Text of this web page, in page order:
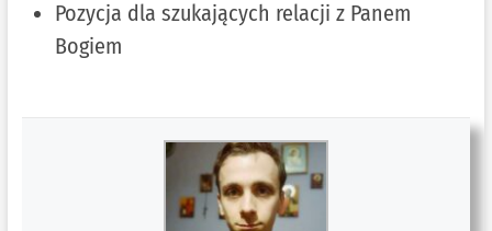
Pozycja dla szukających relacji z Panem
Bogiem